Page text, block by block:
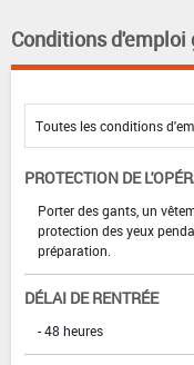
Conditions d'emploi
PROTECTION DE
Porter des gants, un
protection des yeux
préparation.
DÉLAI DE RENTRÉE
- 48 heures